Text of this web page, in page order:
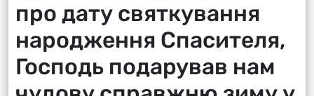
про дату святкування
народження Спасителя,
Господь подарував нам